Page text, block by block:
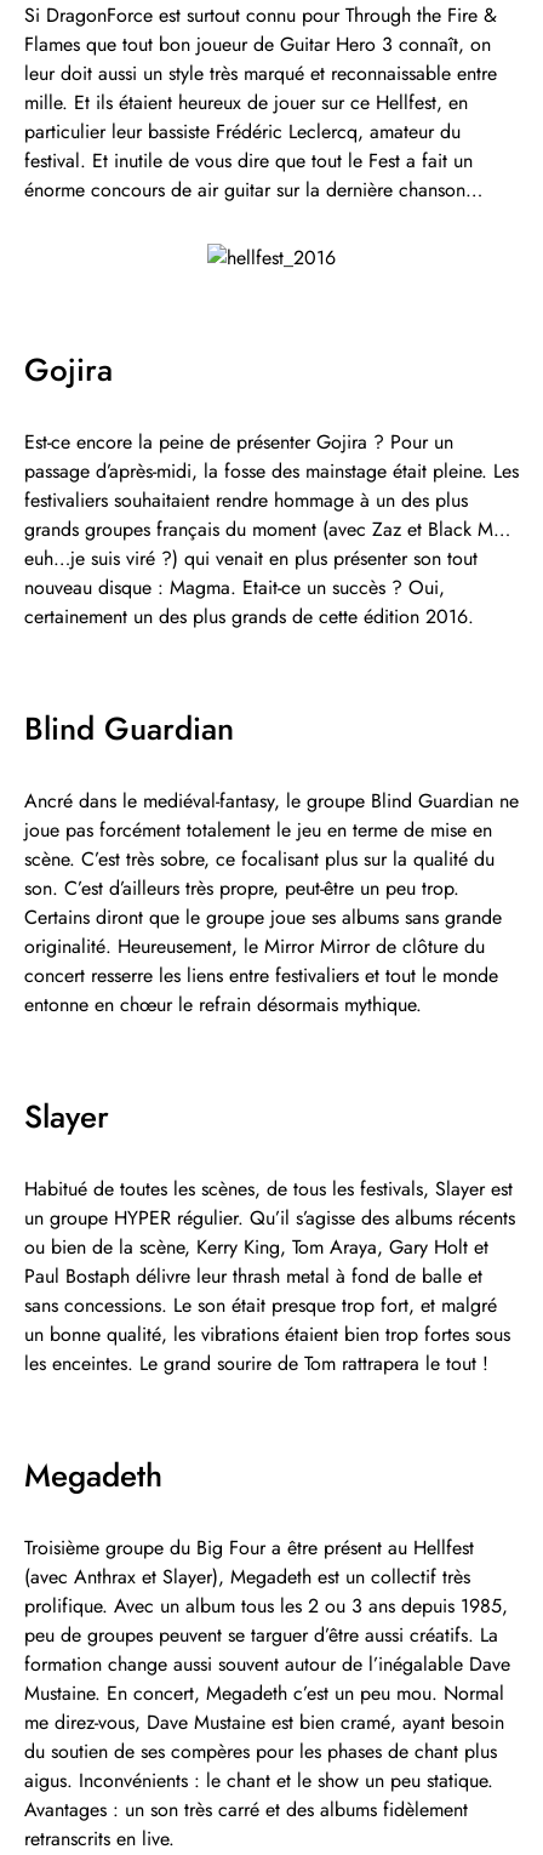
Si DragonForce est surtout connu pour Through the Fire &
Flames que tout bon joueur de Guitar Hero 3 connaît, on
leur doit aussi un style très marqué et reconnaissable entre
mille. Et ils étaient heureux de jouer sur ce Hellfest, en
particulier leur bassiste Frédéric Leclercq, amateur du
festival. Et inutile de vous dire que tout le Fest a fait un
énorme concours de air guitar sur la dernière chanson…
Gojira
Est-ce encore la peine de présenter Gojira ? Pour un
passage d’après-midi, la fosse des mainstage était pleine. Les
festivaliers souhaitaient rendre hommage à un des plus
grands groupes français du moment (avec Zaz et Black M…
euh…je suis viré ?) qui venait en plus présenter son tout
nouveau disque : Magma. Etait-ce un succès ? Oui,
certainement un des plus grands de cette édition 2016.
Blind Guardian
Ancré dans le mediéval-fantasy, le groupe Blind Guardian ne
joue pas forcément totalement le jeu en terme de mise en
scène. C’est très sobre, ce focalisant plus sur la qualité du
son. C’est d’ailleurs très propre, peut-être un peu trop.
Certains diront que le groupe joue ses albums sans grande
originalité. Heureusement, le Mirror Mirror de clôture du
concert resserre les liens entre festivaliers et tout le monde
entonne en chœur le refrain désormais mythique.
Slayer
Habitué de toutes les scènes, de tous les festivals, Slayer est
un groupe HYPER régulier. Qu’il s’agisse des albums récents
ou bien de la scène, Kerry King, Tom Araya, Gary Holt et
Paul Bostaph délivre leur thrash metal à fond de balle et
sans concessions. Le son était presque trop fort, et malgré
un bonne qualité, les vibrations étaient bien trop fortes sous
les enceintes. Le grand sourire de Tom rattrapera le tout !
Megadeth
Troisième groupe du Big Four a être présent au Hellfest
(avec Anthrax et Slayer), Megadeth est un collectif très
prolifique. Avec un album tous les 2 ou 3 ans depuis 1985,
peu de groupes peuvent se targuer d’être aussi créatifs. La
formation change aussi souvent autour de l’inégalable Dave
Mustaine. En concert, Megadeth c’est un peu mou. Normal
me direz-vous, Dave Mustaine est bien cramé, ayant besoin
du soutien de ses compères pour les phases de chant plus
aigus. Inconvénients : le chant et le show un peu statique.
Avantages : un son très carré et des albums fidèlement
retranscrits en live.